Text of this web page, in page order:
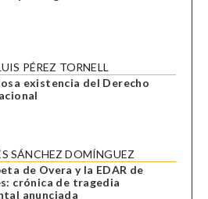
PÉREZ TORNELL
existencia del Derecho
SÁNCHEZ DOMÍNGUEZ
de Overa y la EDAR de
crónica de tragedia
anunciada